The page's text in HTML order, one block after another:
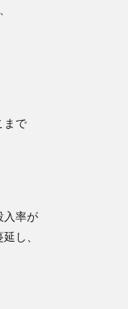
まで
入率が
し、